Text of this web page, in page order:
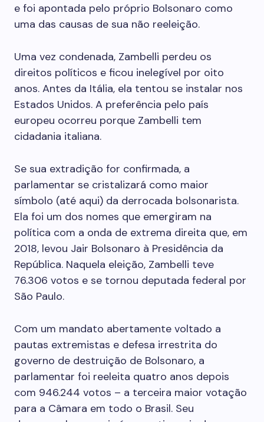
e foi apontada pelo próprio Bolsonaro como
uma das causas de sua não reeleição.
Uma vez condenada, Zambelli perdeu os
direitos políticos e ficou inelegível por oito
anos. Antes da Itália, ela tentou se instalar nos
Estados Unidos. A preferência pelo país
europeu ocorreu porque Zambelli tem
cidadania italiana.
Se sua extradição for confirmada, a
parlamentar se cristalizará como maior
símbolo (até aqui) da derrocada bolsonarista.
Ela foi um dos nomes que emergiram na
política com a onda de extrema direita que, em
2018, levou Jair Bolsonaro à Presidência da
República. Naquela eleição, Zambelli teve
76.306 votos e se tornou deputada federal por
São Paulo.
Com um mandato abertamente voltado a
pautas extremistas e defesa irrestrita do
governo de destruição de Bolsonaro, a
parlamentar foi reeleita quatro anos depois
com 946.244 votos – a terceira maior votação
para a Câmara em todo o Brasil. Seu